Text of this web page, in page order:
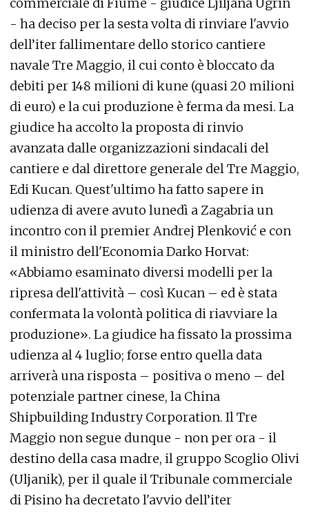
- ha deciso per la sesta volta di rinviare l'avvio
dell’iter fallimentare dello storico cantiere
navale Tre Maggio, il cui conto è bloccato da
debiti per 148 milioni di kune (quasi 20 milioni
di euro) e la cui produzione è ferma da mesi. La
giudice ha accolto la proposta di rinvio
avanzata dalle organizzazioni sindacali del
cantiere e dal direttore generale del Tre Maggio,
Edi Kucan. Quest'ultimo ha fatto sapere in
udienza di avere avuto lunedì a Zagabria un
incontro con il premier Andrej Plenković e con
il ministro dell'Economia Darko Horvat:
«Abbiamo esaminato diversi modelli per la
ripresa dell'attività – così Kucan – ed è stata
confermata la volontà politica di riavviare la
produzione». La giudice ha fissato la prossima
udienza al 4 luglio; forse entro quella data
arriverà una risposta – positiva o meno – del
potenziale partner cinese, la China
Shipbuilding Industry Corporation. Il Tre
Maggio non segue dunque - non per ora - il
destino della casa madre, il gruppo Scoglio Olivi
(Uljanik), per il quale il Tribunale commerciale
di Pisino ha decretato l'avvio dell’iter